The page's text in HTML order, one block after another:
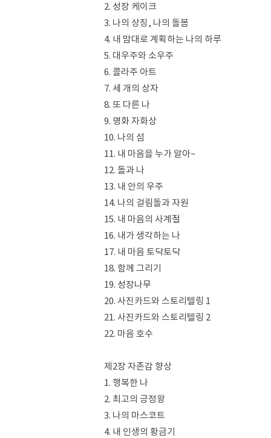
2. 성장 케이크
3. 나의 상징, 나의 돌봄
4. 내 맘대로 계획하는 나의 하루
5. 대우주와 소우주
6. 콜라주 아트
7. 세 개의 상자
8. 또 다른 나
9. 명화 자화상
10. 나의 섬
11. 내 마음을 누가 알아~
12. 돌과 나
13. 내 안의 우주
14. 나의 걸림돌과 자원
15. 내 마음의 사계절
16. 내가 생각하는 나
17. 내 마음 토닥토닥
18. 함께 그리기
19. 성장나무
20. 사진카드와 스토리텔링 1
21. 사진카드와 스토리텔링 2
22. 마음 호수
제2장 자존감 향상
1. 행복한 나
2. 최고의 긍정왕
3. 나의 마스코트
4. 내 인생의 황금기